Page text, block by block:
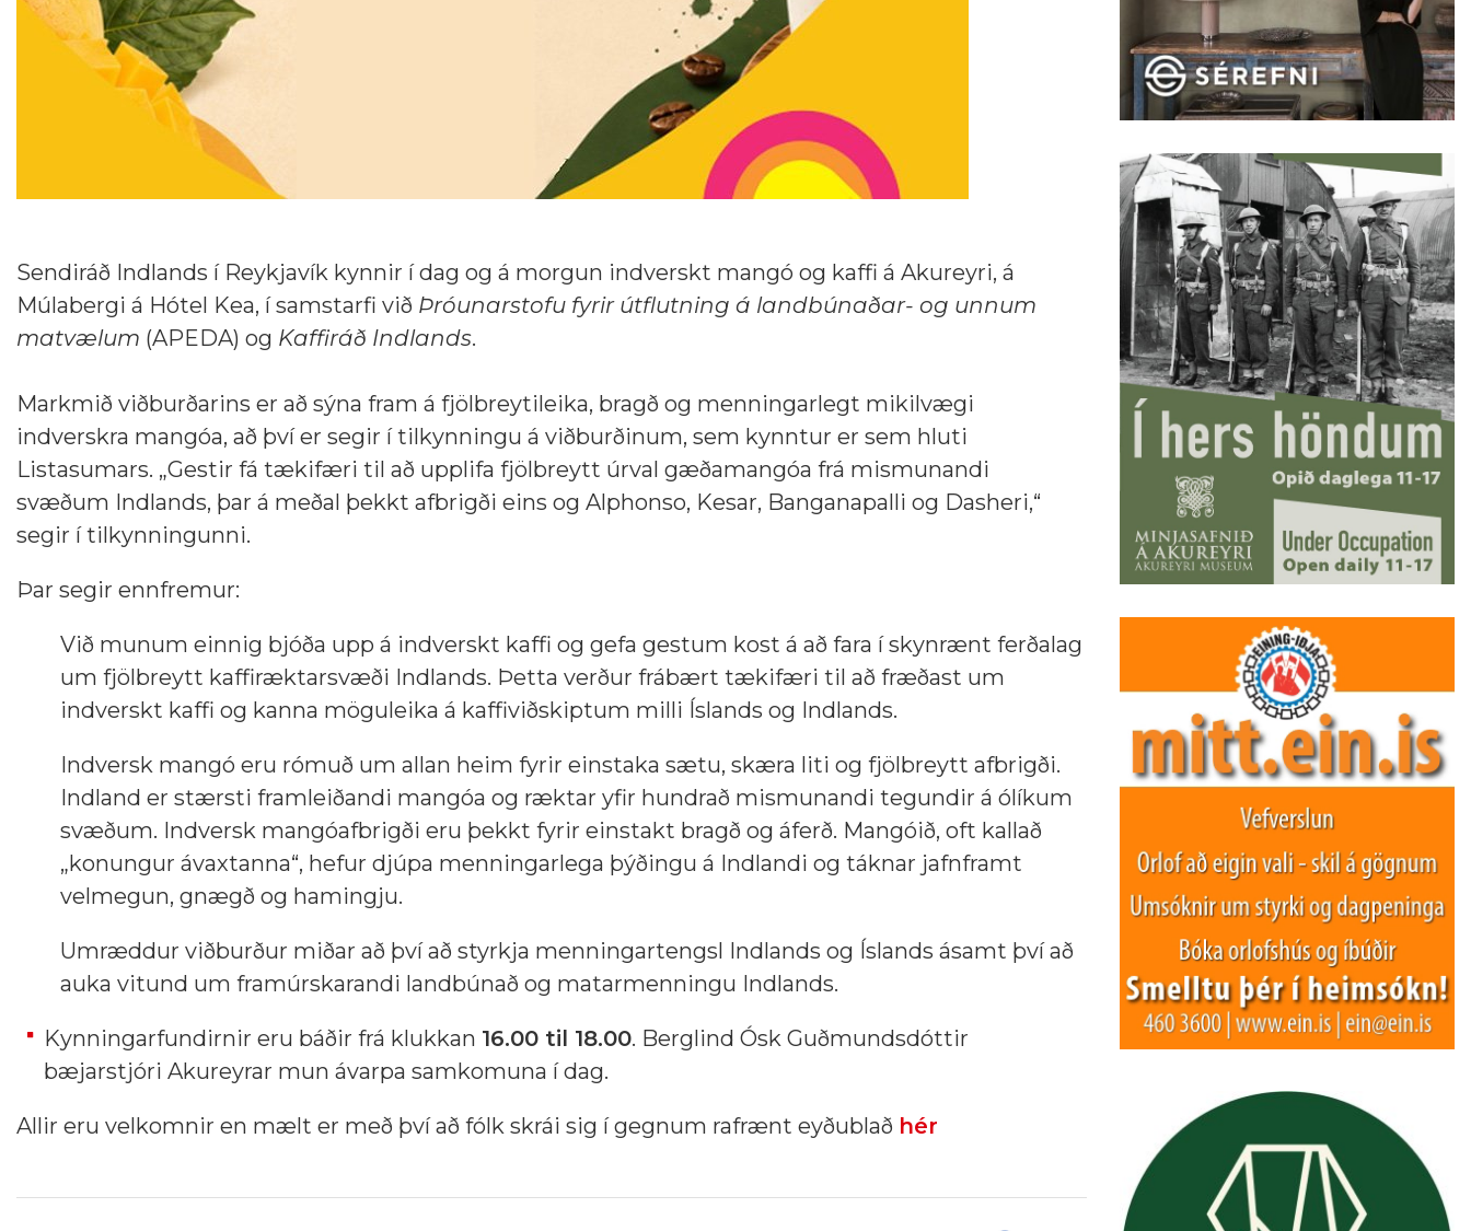
Sendiráð Indlands í Reykjavík kynnir í dag og á morgun indverskt mangó og kaffi á Akureyri, á
Múlabergi á Hótel Kea, í samstarfi við Þróunarstofu fyrir útflutning á landbúnaðar- og unnum
matvælum (APEDA) og Kaffiráð Indlands.
Markmið viðburðarins er að sýna fram á fjölbreytileika, bragð og menningarlegt mikilvægi
indverskra mangóa, að því er segir í tilkynningu á viðburðinum, sem kynntur er sem hluti
Listasumars. „Gestir fá tækifæri til að upplifa fjölbreytt úrval gæðamangóa frá mismunandi
svæðum Indlands, þar á meðal þekkt afbrigði eins og Alphonso, Kesar, Banganapalli og Dasheri,“
segir í tilkynningunni.
Þar segir ennfremur:
Við munum einnig bjóða upp á indverskt kaffi og gefa gestum kost á að fara í skynrænt ferðalag
um fjölbreytt kaffiræktarsvæði Indlands. Þetta verður frábært tækifæri til að fræðast um
indverskt kaffi og kanna möguleika á kaffiviðskiptum milli Íslands og Indlands.
Indversk mangó eru rómuð um allan heim fyrir einstaka sætu, skæra liti og fjölbreytt afbrigði.
Indland er stærsti framleiðandi mangóa og ræktar yfir hundrað mismunandi tegundir á ólíkum
svæðum. Indversk mangóafbrigði eru þekkt fyrir einstakt bragð og áferð. Mangóið, oft kallað
„konungur ávaxtanna“, hefur djúpa menningarlega þýðingu á Indlandi og táknar jafnframt
velmegun, gnægð og hamingju.
Umræddur viðburður miðar að því að styrkja menningartengsl Indlands og Íslands ásamt því að
auka vitund um framúrskarandi landbúnað og matarmenningu Indlands.
Kynningarfundirnir eru báðir frá klukkan 16.00 til 18.00. Berglind Ósk Guðmundsdóttir
bæjarstjóri Akureyrar mun ávarpa samkomuna í dag.
Allir eru velkomnir en mælt er með því að fólk skrái sig í gegnum rafrænt eyðublað hér